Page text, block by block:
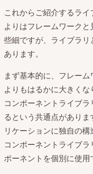
これからご紹介するラ
よりはフレームワーク
些細ですが、ライブラ
あります。
まず基本的に、フレー
よりもはるかに大きく
コンポーネントライブ
るという共通点があり
リケーションに独自の構
コンポーネントライブ
ポーネントを個別に使用